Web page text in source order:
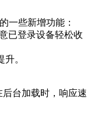
一些新增功能：
已登录设备轻松收
。
台加载时，响应速